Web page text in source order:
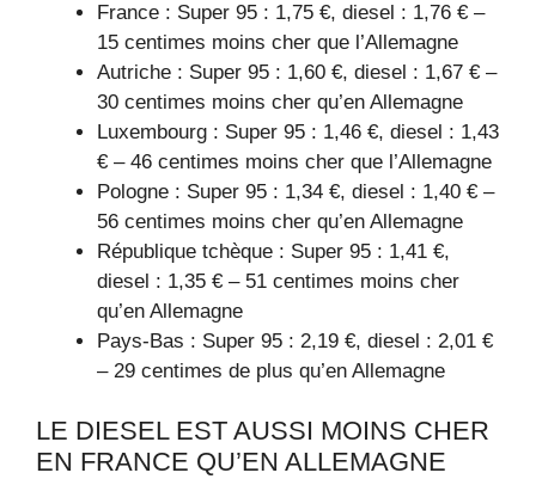
France : Super 95 : 1,75 €, diesel : 1,76 € –
15 centimes moins cher que l’Allemagne
Autriche : Super 95 : 1,60 €, diesel : 1,67 € –
30 centimes moins cher qu’en Allemagne
Luxembourg : Super 95 : 1,46 €, diesel : 1,43
€ – 46 centimes moins cher que l’Allemagne
Pologne : Super 95 : 1,34 €, diesel : 1,40 € –
56 centimes moins cher qu’en Allemagne
République tchèque : Super 95 : 1,41 €,
diesel : 1,35 € – 51 centimes moins cher
qu’en Allemagne
Pays-Bas : Super 95 : 2,19 €, diesel : 2,01 €
– 29 centimes de plus qu’en Allemagne
LE DIESEL EST AUSSI MOINS CHER
EN FRANCE QU’EN ALLEMAGNE